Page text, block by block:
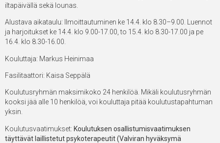
iltapäivällä sekä lounas.
Alustava aikataulu: Ilmoittautuminen ke 14.4. klo 8.30–9.00. Luennot
ja harjoitukset ke 14.4. klo 9.00-17.00, to 15.4. klo 8.30-17.00 ja pe
16.4. klo 8.30-16.00.
Kouluttaja: Markus Heinimaa
Fasilitaattori: Kaisa Seppälä
Koulutusryhmän maksimikoko 24 henkilöä. Mikäli koulutusryhmän
kooksi jää alle 10 henkilöä, voi kouluttaja pitää koulutustapahtuman
yksin.
Koulutusvaatimukset: Koulutuksen osallistumisvaatimuksen
täyttävät laillistetutpsykoterapeutit (Valviran hyväksymä